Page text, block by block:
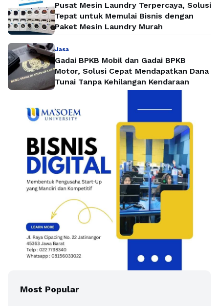
Pusat Mesin Laundry Terpercaya, Solusi
Tepat untuk Memulai Bisnis dengan
Paket Mesin Laundry Murah
Jasa
Gadai BPKB Mobil dan Gadai BPKB
Motor, Solusi Cepat Mendapatkan Dana
Tunai Tanpa Kehilangan Kendaraan
Most Popular